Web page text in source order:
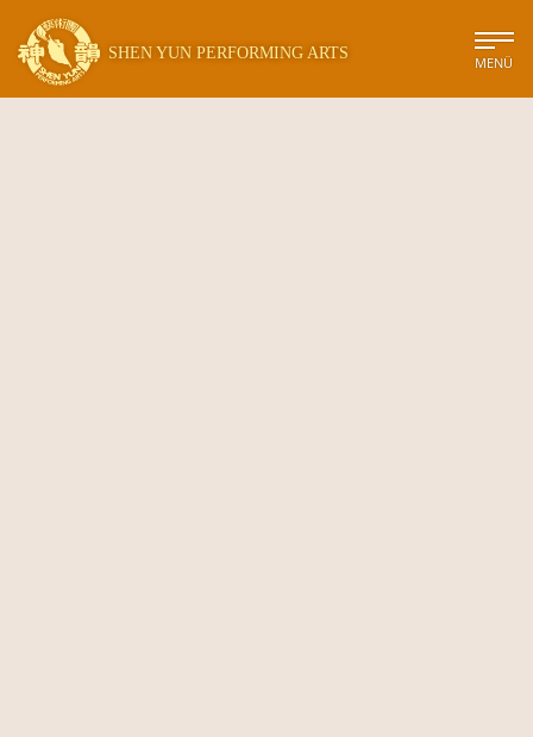
SHEN YUN PERFORMING ARTS
MENÜ